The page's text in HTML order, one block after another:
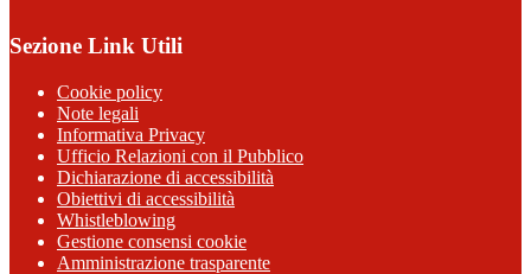
Sezione Link Utili
Cookie policy
Note legali
Informativa Privacy
Ufficio Relazioni con il Pubblico
Dichiarazione di accessibilità
Obiettivi di accessibilità
Whistleblowing
Gestione consensi cookie
Amministrazione trasparente